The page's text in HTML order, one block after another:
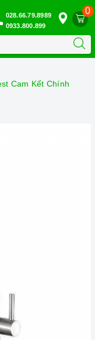
0
028.66.79.8989
0933.800.899
Cam Kết Chính